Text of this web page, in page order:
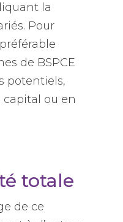
la
Pour
de BSPCE
potentiels,
capital ou en
totale
de ce